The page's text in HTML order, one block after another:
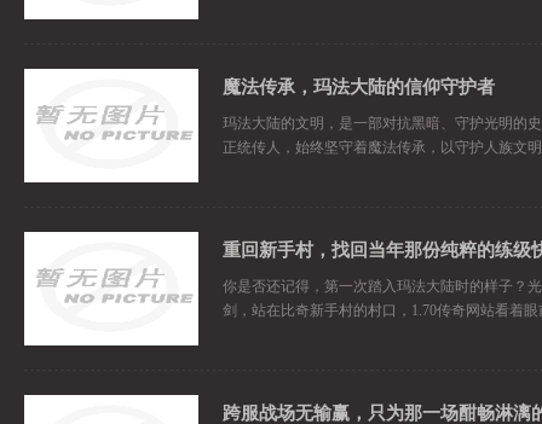
魔法传承，玛法大陆的信仰守护者
玛法大陆的文明，是一部对抗黑暗、守护光明的
正统传人，始终坚守着魔法传承，以守护人族文
重回新手村，找回当年那份纯粹的练级
你是否还记得，第一次踏入玛法大陆时的样子？
剑，站在比奇新手村的村口，1.70传奇网站看着
跨服战场无输赢，只为那一场酣畅淋漓